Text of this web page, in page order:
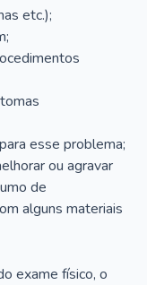
etc.);
esse problema;
ou agravar
de
alguns materiais
exame físico, o